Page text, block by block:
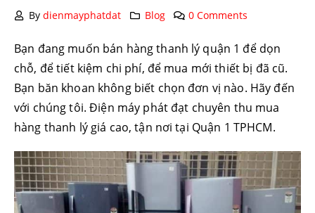
Bydienmayphatdat Blog 0 Comments
Bạn đang muốn bán hàng thanh lý quận 1 để dọn
chỗ, để tiết kiệm chi phí, để mua mới thiết bị đã cũ.
Bạn băn khoan không biết chọn đơn vị nào. Hãy đến
với chúng tôi. Điện máy phát đạt chuyên thu mua
hàng thanh lý giá cao, tận nơi tại Quận 1 TPHCM.